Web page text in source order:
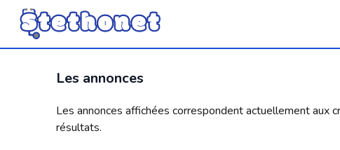
Les annonces
Les annonces affichées correspondent actuellement
résultats.